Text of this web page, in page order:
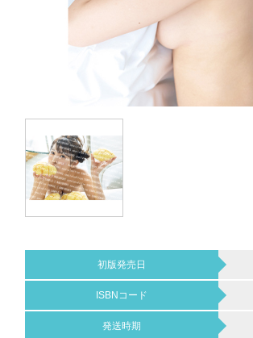
初版発売日
ISBNコード
発送時期